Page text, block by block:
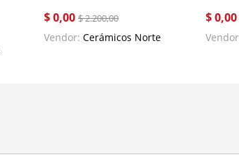
$0,00 $2.200,00
Vendor: Cerámicos Norte
$0,00